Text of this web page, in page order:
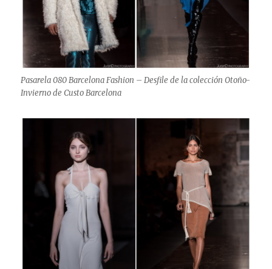
Pasarela 080 Barcelona Fashion – Desfile de la colección Otoño-
Invierno de Custo Barcelona